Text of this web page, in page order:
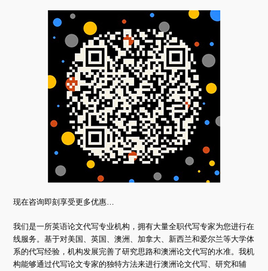
现在咨询即刻享受更多优惠…
我们是一所英语论文代写专业机构，拥有大量全职代写专家为您进行在
线服务。基于对美国、英国、澳洲、加拿大、新西兰和爱尔兰等大学体
系的代写经验，机构发展完善了研究思路和澳洲论文代写的水准。我机
构能够通过代写论文专家的独特方法来进行澳洲论文代写、研究和辅